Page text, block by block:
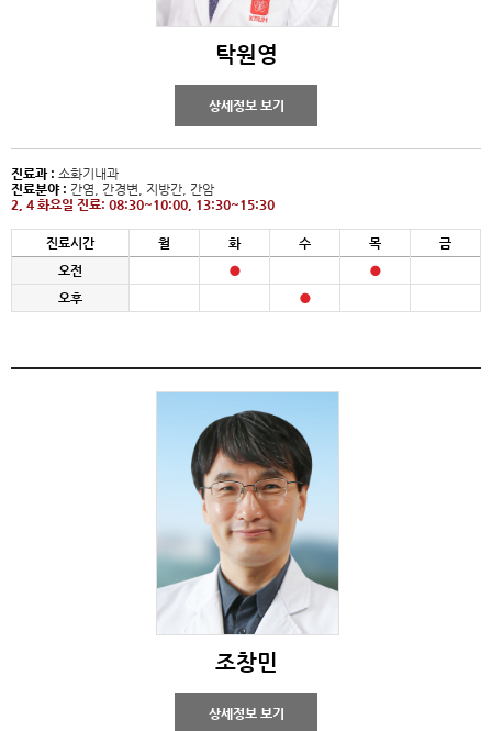
탁원영
상세정보 보기
진료과 : 소화기내과
진료분야 : 간염, 간경변, 지방간, 간암
2, 4 화요일 진료: 08:30~10:00, 13:30~15:30
진료시간 월 화 수 목
금
오전
오후
조창민
상세정보 보기